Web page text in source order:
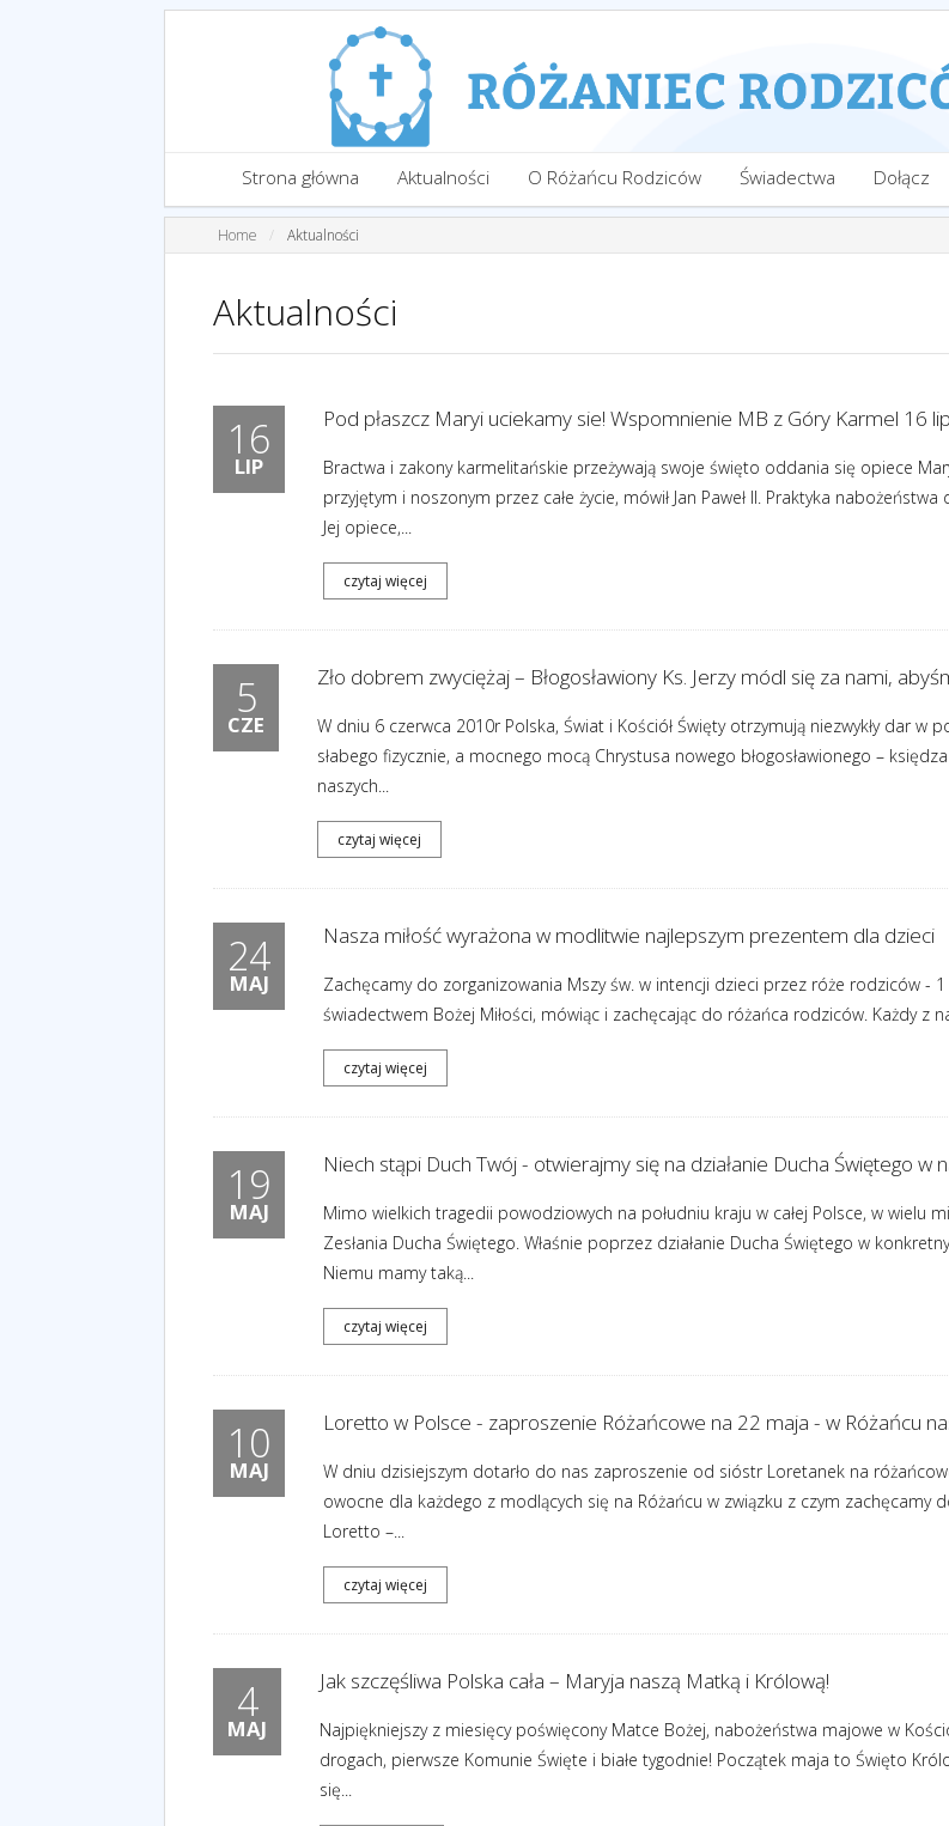
Strona główna Aktualności O Różańcu Rodziców Świadectwa Dołącz
Home Aktualności
Aktualności
16
LIP
Pod płaszcz Maryi uciekamy sie! Wspomnienie MB z Góry Karmel 16
Bractwa i zakony karmelitańskie przeżywają swoje święto oddania się opiece
przyjętym i noszonym przez całe życie, mówił Jan Paweł II. Praktyka
Jej opiece,...
czytaj więcej
5
CZE
Zło dobrem zwyciężaj – Błogosławiony Ks. Jerzy módl się za nami,
W dniu 6 czerwca 2010r Polska, Świat i Kościół Święty otrzymują niezwykły dar w
słabego fizycznie, a mocnego mocą Chrystusa nowego błogosławionego –
naszych...
czytaj więcej
24
MAJ
Nasza miłość wyrażona w modlitwie najlepszym prezentem dla dzieci
Zachęcamy do zorganizowania Mszy św. w intencji dzieci przez róże rodziców -
świadectwem Bożej Miłości, mówiąc i zachęcając do różańca rodziców. Każdy z
czytaj więcej
19
MAJ
Niech stąpi Duch Twój - otwierajmy się na działanie Ducha Świętego w
Mimo wielkich tragedii powodziowych na południu kraju w całej Polsce, w wielu
Zesłania Ducha Świętego. Właśnie poprzez działanie Ducha Świętego w
Niemu mamy taką...
czytaj więcej
10
MAJ
Loretto w Polsce - zaproszenie Różańcowe na 22 maja - w Różańcu
W dniu dzisiejszym dotarło do nas zaproszenie od sióstr Loretanek na
owocne dla każdego z modlących się na Różańcu w związku z czym
Loretto –...
czytaj więcej
4
MAJ
Jak szczęśliwa Polska cała – Maryja naszą Matką i Królową!
Najpiękniejszy z miesięcy poświęcony Matce Bożej, nabożeństwa majowe w
drogach, pierwsze Komunie Święte i białe tygodnie! Początek maja to Święto
się...